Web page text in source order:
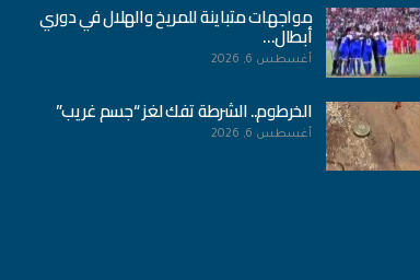
مواجهات متباينة للمريخ والهلال في دوري
أبطال…
أغسطس 6, 2026
الخرطوم.. الشرطة تفك لغز “جسم غريب”
أغسطس 6, 2026